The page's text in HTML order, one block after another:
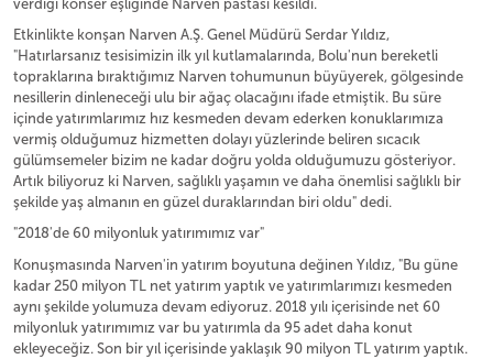
verdiği konser eşliğinde Narven pastası kesildi.
Etkinlikte konşan Narven A.Ş. Genel Müdürü Serdar Yıldız,
"Hatırlarsanız tesisimizin ilk yıl kutlamalarında, Bolu'nun bereketli
topraklarına bıraktığımız Narven tohumunun büyüyerek, gölgesinde
nesillerin dinleneceği ulu bir ağaç olacağını ifade etmiştik. Bu süre
içinde yatırımlarımız hız kesmeden devam ederken konuklarımıza
vermiş olduğumuz hizmetten dolayı yüzlerinde beliren sıcacık
gülümsemeler bizim ne kadar doğru yolda olduğumuzu gösteriyor.
Artık biliyoruz ki Narven, sağlıklı yaşamın ve daha önemlisi sağlıklı bir
şekilde yaş almanın en güzel duraklarından biri oldu" dedi.
"2018'de 60 milyonluk yatırımımız var"
Konuşmasında Narven'in yatırım boyutuna değinen Yıldız, "Bu güne
kadar 250 milyon TL net yatırım yaptık ve yatırımlarımızı kesmeden
aynı şekilde yolumuza devam ediyoruz. 2018 yılı içerisinde net 60
milyonluk yatırımımız var bu yatırımla da 95 adet daha konut
ekleyeceğiz. Son bir yıl içerisinde yaklaşık 90 milyon TL yatırım yaptık.